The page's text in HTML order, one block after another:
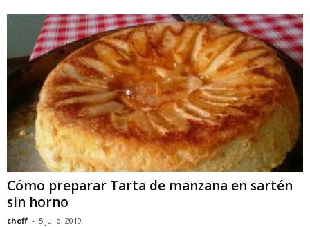
Cómo preparar Tarta de manzana en sartén
sin horno
cheff - 5 julio, 2019